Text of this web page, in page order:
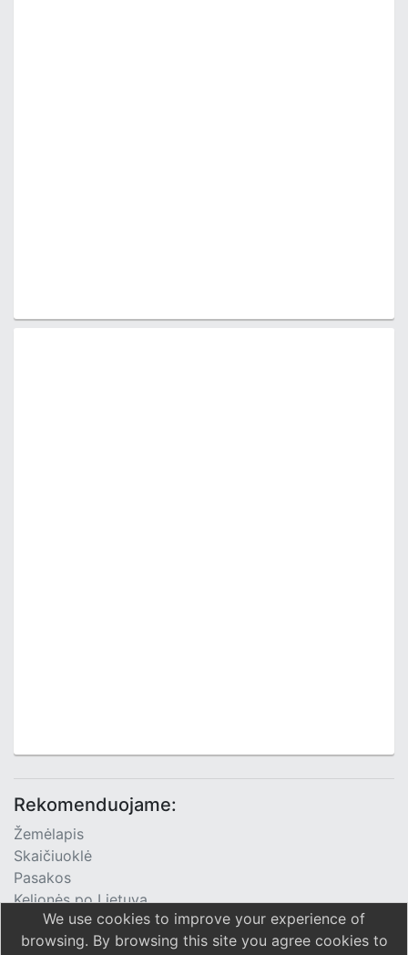
Rekomenduojame:
Žemėlapis
Skaičiuoklė
Pasakos
Kelionės po Lietuvą
TV Programa
We use cookies to improve your experience of
browsing. By browsing this site you agree cookies to